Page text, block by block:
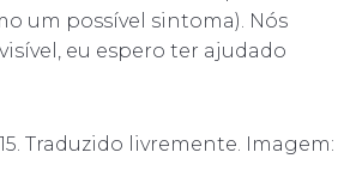
um possível sintoma). Nós
eu espero ter ajudado
Traduzido livremente. Imagem: